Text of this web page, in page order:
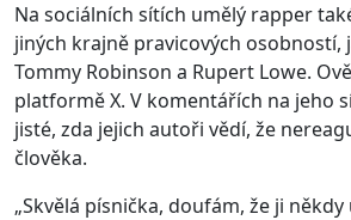
Na sociálních sítích umělý rapper
jiných krajně pravicových osobností,
Tommy Robinson a Rupert Lowe.
platformě X. V komentářích na jeho
jisté, zda jejich autoři vědí, že
člověka.
„Skvělá písnička, doufám, že ji